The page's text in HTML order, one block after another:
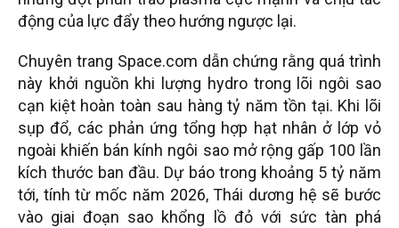
động của lực đẩy theo hướng ngược lại.
Chuyên trang Space.com dẫn chứng rằng quá trình
này khởi nguồn khi lượng hydro trong lõi ngôi sao
cạn kiệt hoàn toàn sau hàng tỷ năm tồn tại. Khi lõi
sụp đổ, các phản ứng tổng hợp hạt nhân ở lớp vỏ
ngoài khiến bán kính ngôi sao mở rộng gấp 100 lần
kích thước ban đầu. Dự báo trong khoảng 5 tỷ năm
tới, tính từ mốc năm 2026, Thái dương hệ sẽ bước
vào giai đoạn sao khổng lồ đỏ với sức tàn phá